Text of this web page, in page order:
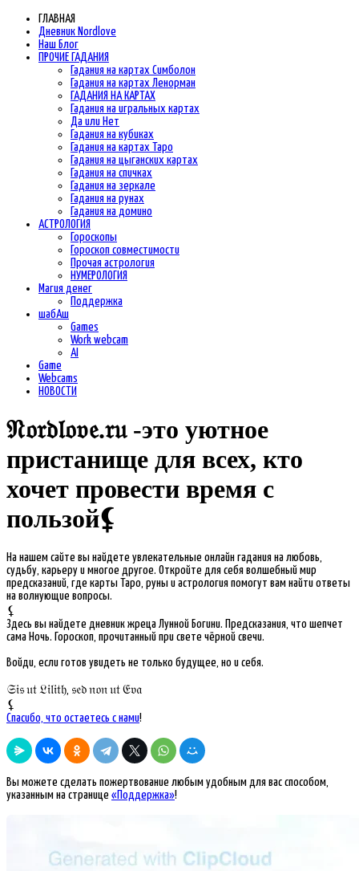
ГЛАВНАЯ
Дневник Nordlove
Наш Блог
ПРОЧИЕ ГАДАНИЯ
Гадания на картах Симболон
Гадания на картах Ленорман
ГАДАНИЯ НА КАРТАХ
Гадания на игральных картах
Да или Нет
Гадания на кубиках
Гадания на картах Таро
Гадания на цыганских картах
Гадания на спичках
Гадания на зеркале
Гадания на рунах
Гадания на домино
АСТРОЛОГИЯ
Гороскопы
Гороскоп cовместимости
Прочая астрология
НУМЕРОЛОГИЯ
Магия денег
Поддержка
шабАш
Games
Work webcam
AI
Game
Webcams
НОВОСТИ
𝔑𝔬𝔯𝔡𝔩𝔬𝔳𝔢.𝔯𝔲 -это уютное
пристанище для всех, кто
хочет провести время с
пользой⚸
На нашем сайте вы найдете увлекательные онлайн гадания на любовь,
судьбу, карьеру и многое другое. Откройте для себя волшебный мир
предсказаний, где карты Таро, руны и астрология помогут вам найти ответы
на волнующие вопросы.
⚸
Здесь вы найдете дневник жреца Лунной Богини. Предсказания, что шепчет
сама Ночь. Гороскоп, прочитанный при свете чёрной свечи.
Войди, если готов увидеть не только будущее, но и себя.
𝔖𝔦𝔰 𝔲𝔱 𝔏𝔦𝔩𝔦𝔱𝔥, 𝔰𝔢𝔡 𝔫𝔬𝔫 𝔲𝔱 𝔈𝔳𝔞
⚸
Спасибо, что остаетесь с нами!
Вы можете сделать пожертвование любым удобным для вас способом,
указанным на странице «Поддержка»!